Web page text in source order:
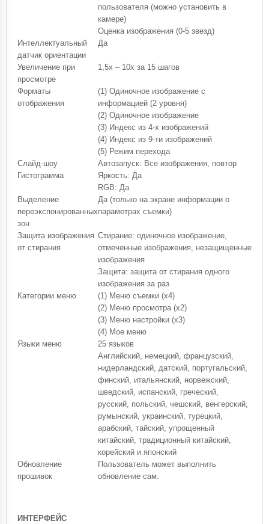
пользователя (можно установить в
камере)
Оценка изображения (0-5 звезд)
Интеллектуальный
датчик ориентации
Да
Увеличение при
просмотре
1,5x – 10x за 15 шагов
Форматы
отображения
(1) Одиночное изображение с
информацией (2 уровня)
(2) Одиночное изображение
(3) Индекс из 4-х изображений
(4) Индекс из 9-ти изображений
(5) Режим перехода
Слайд-шоу
Автозапуск: Все изображения, повтор
Гистограмма
Яркость: Да
RGB: Да
Выделение
переэкспонированных
зон
Да (только на экране информации о
параметрах съемки)
Защита изображения
от стирания
Стирание: одиночное изображение,
отмеченные изображения, незащищенные
изображения
Защита: защита от стирания одного
изображения за раз
Категории меню
(1) Меню съемки (x4)
(2) Меню просмотра (x2)
(3) Меню настройки (x3)
(4) Мое меню
Языки меню
25 языков
Английский, немецкий, французский,
нидерландский, датский, португальский,
финский, итальянский, норвежский,
шведский, испанский, греческий,
русский, польский, чешский, венгерский,
румынский, украинский, турецкий,
арабский, тайский, упрощенный
китайский, традиционный китайский,
корейский и японский
Обновление
прошивок
Пользователь может выполнить
обновление сам.
ИНТЕРФЕЙС